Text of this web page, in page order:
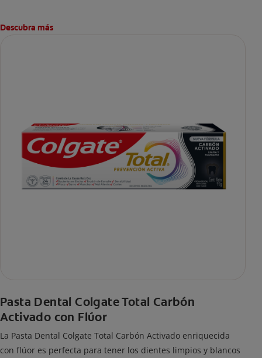
Descubra más
Pasta Dental Colgate Total Carbón
Activado con Flúor
La Pasta Dental Colgate Total Carbón Activado enriquecida
con flúor es perfecta para tener los dientes limpios y blancos